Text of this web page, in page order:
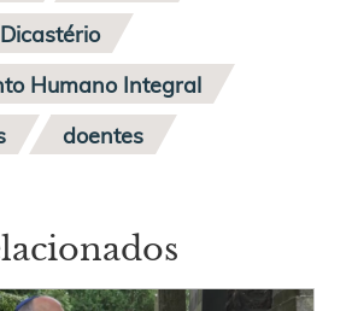
Humano Integral
doentes